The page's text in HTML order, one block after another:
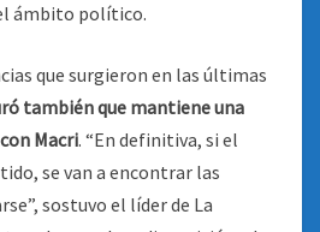
ámbito político.
que surgieron en las últimas
también que mantiene una
Macri. “En definitiva, si el
se van a encontrar las
sostuvo el líder de La